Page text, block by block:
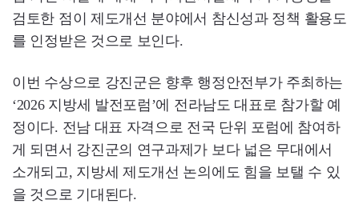
검토한 점이 제도개선 분야에서 참신성과 정책 활용도
를 인정받은 것으로 보인다.
이번 수상으로 강진군은 향후 행정안전부가 주최하는
‘2026 지방세 발전포럼’에 전라남도 대표로 참가할 예
정이다. 전남 대표 자격으로 전국 단위 포럼에 참여하
게 되면서 강진군의 연구과제가 보다 넓은 무대에서
소개되고, 지방세 제도개선 논의에도 힘을 보탤 수 있
을 것으로 기대된다.